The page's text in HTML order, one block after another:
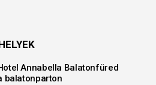
Annabella Balatonfüred
balatonparton